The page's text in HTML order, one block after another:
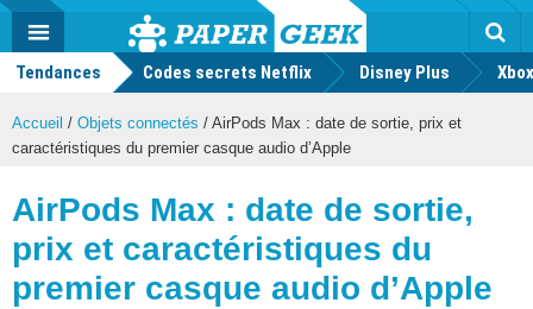
Actu
geek
MENU
Tendances Codes secrets Netflix Disney Plus
Accueil / Objets connectés / AirPods Max : date de sortie, prix et
caractéristiques du premier casque audio d’Apple
AirPods Max : date de sortie,
prix et caractéristiques du
premier casque audio d’Apple
Mode
FacebookTwitter Youtube